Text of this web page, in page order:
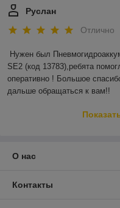
Руслан
Отлично
Нужен был
SE2 (код 13783),ребята
оперативно ! Большое
дальше обращаться к вам!!
О нас
Контакты